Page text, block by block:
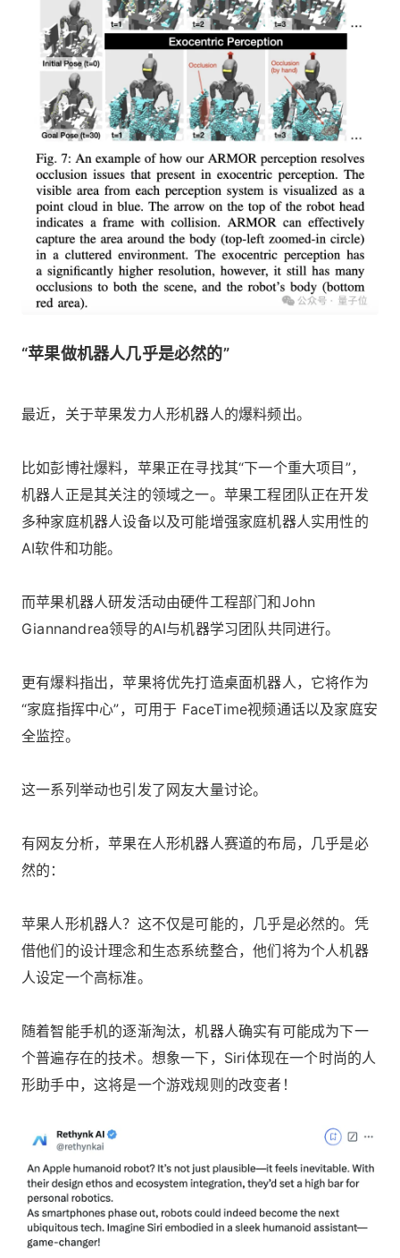
“苹果做机器人几乎是必然的”
最近，关于苹果发力人形机器人的爆料频出。
比如彭博社爆料，苹果正在寻找其“下一个重大项目”，
机器人正是其关注的领域之一。苹果工程团队正在开发
多种家庭机器人设备以及可能增强家庭机器人实用性的
AI软件和功能。
而苹果机器人研发活动由硬件工程部门和John
Giannandrea领导的AI与机器学习团队共同进行。
更有爆料指出，苹果将优先打造桌面机器人，它将作为
“家庭指挥中心”，可用于 FaceTime视频通话以及家庭安
全监控。
这一系列举动也引发了网友大量讨论。
有网友分析，苹果在人形机器人赛道的布局，几乎是必
然的：
苹果人形机器人？这不仅是可能的，几乎是必然的。凭
借他们的设计理念和生态系统整合，他们将为个人机器
人设定一个高标准。
随着智能手机的逐渐淘汰，机器人确实有可能成为下一
个普遍存在的技术。想象一下，Siri体现在一个时尚的人
形助手中，这将是一个游戏规则的改变者！